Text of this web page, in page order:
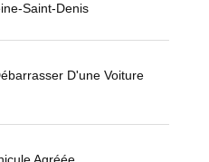
Saint-Denis
D'une Voiture